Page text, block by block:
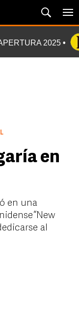
2025
en
en una
“New
al